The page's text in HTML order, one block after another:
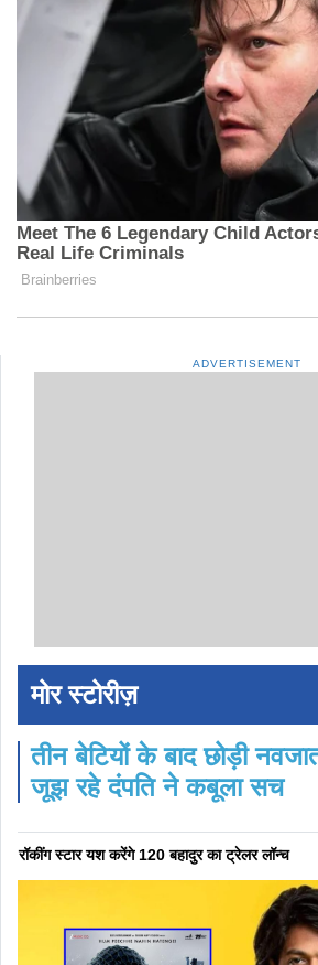
ADVERTISEMENT
मोर स्टोरीज़
तीन बेटियों के बाद छोड़ी
जूझ रहे दंपति ने कबूला सच
रॉकींग स्टार यश करेंगे 120 बहादुर का ट्रेलर लॉन्च